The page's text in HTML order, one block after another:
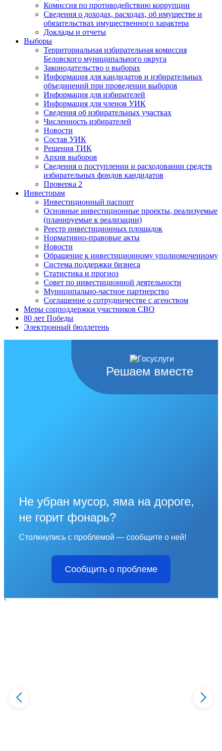
Комиссия по противодействию коррупции
Сведения о доходах, расходах, об имуществе и
обязательствах имущественного характера
Доклады и отчеты
Выборы
Территориальная избирательная комиссия
Беловского муниципального округа
Законодательство о выборах
Информация для кандидатов и избирательных
объединений при проведении выборов
Информация для избирателей
Информация для членов УИК
Сведения об избирательных участках
Численность избирателей
Новости
Состав УИК
Решения ТИК
Архив выборов
Сведения о поступлении и расходовании средств
избирательных фондов кандидатов
Проверка 2
Инвесторам
Инвестиционный паспорт
Основные инвестиционные проекты, реализуемые
(планируемые к реализации)
Реестр инвестиционных площадок
Нормативно-правовые акты
Новости
Обращение к инвестиционному уполномоченному
Система поддержки бизнеса
Статистика и прогноз
Совет по инвестиционной деятельности
Муниципально-частное партнерство
Соглашение о сотрудничестве с агенством
Меры соцподдержки участников СВО
80 лет Победы
Электронный бюллетень
Решаем вместе
Не убран мусор, яма на дороге,
не горит фонарь?
Столкнулись с проблемой — сообщите о ней!
Сообщить о проблеме
`